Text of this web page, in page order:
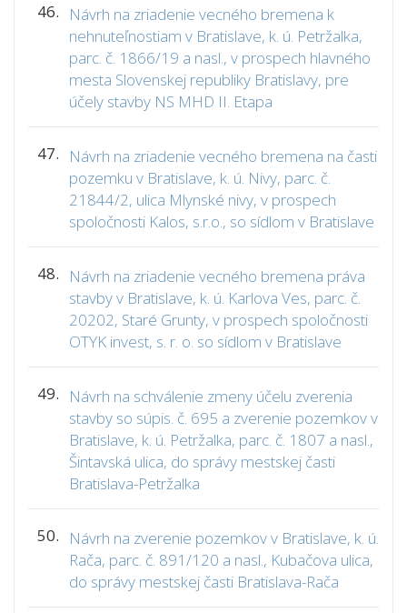
46.
Návrh na zriadenie vecného bremena k
nehnuteľnostiam v Bratislave, k. ú. Petržalka,
parc. č. 1866/19 a nasl., v prospech hlavného
mesta Slovenskej republiky Bratislavy, pre
účely stavby NS MHD II. Etapa
47.
Návrh na zriadenie vecného bremena na časti
pozemku v Bratislave, k. ú. Nivy, parc. č.
21844/2, ulica Mlynské nivy, v prospech
spoločnosti Kalos, s.r.o., so sídlom v Bratislave
48.
Návrh na zriadenie vecného bremena práva
stavby v Bratislave, k. ú. Karlova Ves, parc. č.
20202, Staré Grunty, v prospech spoločnosti
OTYK invest, s. r. o. so sídlom v Bratislave
49.
Návrh na schválenie zmeny účelu zverenia
stavby so súpis. č. 695 a zverenie pozemkov v
Bratislave, k. ú. Petržalka, parc. č. 1807 a nasl.,
Šintavská ulica, do správy mestskej časti
Bratislava-Petržalka
50.
Návrh na zverenie pozemkov v Bratislave, k. ú.
Rača, parc. č. 891/120 a nasl., Kubačova ulica,
do správy mestskej časti Bratislava-Rača